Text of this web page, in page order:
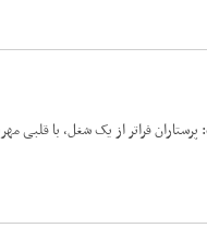
فراتر از یک شغل، با قلبی